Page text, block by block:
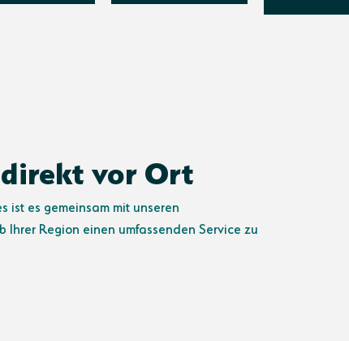
vor Ort
ist es gemeinsam mit unseren
Region einen umfassenden Service zu